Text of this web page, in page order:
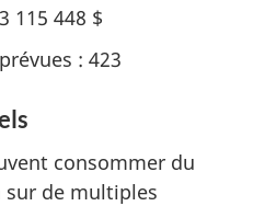
115 448 $
: 423
consommer du
sur de multiples